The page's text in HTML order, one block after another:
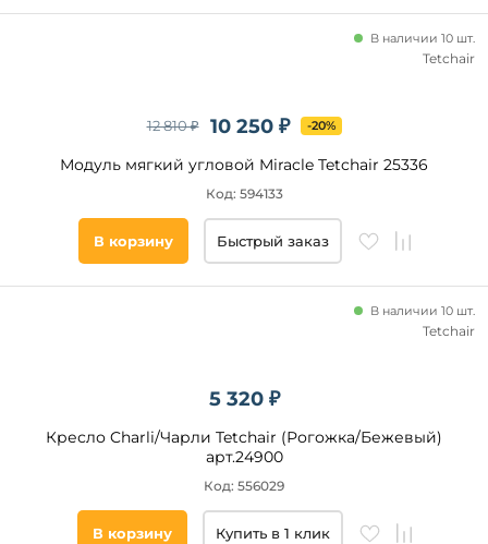
10 250 ₽
12 810 ₽ -20%
Модуль мягкий угловой Miracle Tetchair 25336
В наличии 10 шт.
Код: 594133
Tetchair
В корзину Быстрый заказ
5 320 ₽
Кресло Charli/Чарли Tetchair (Рогожка/Бежевый)
арт.24900
В наличии 10 шт.
Код: 556029
Tetchair
В корзину Купить в 1 клик